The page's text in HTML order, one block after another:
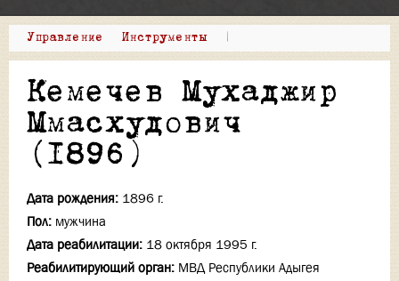
Управление Инструменты |
Кемечев Мухаджир
Ммасхудович
(1896)
Дата рождения: 1896 г.
Пол: мужчина
Дата реабилитации: 18 октября 1995 г.
Реабилитирующий орган: МВД Республики Адыгея